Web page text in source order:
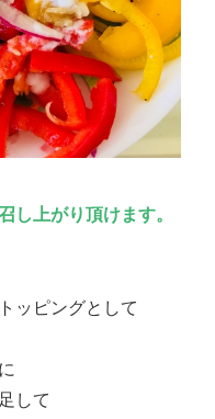
し上がり頂けます。
ッピングとして
して